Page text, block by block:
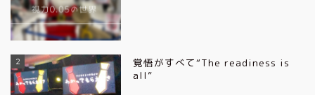
2
覚悟がすべて“The readiness is
all”